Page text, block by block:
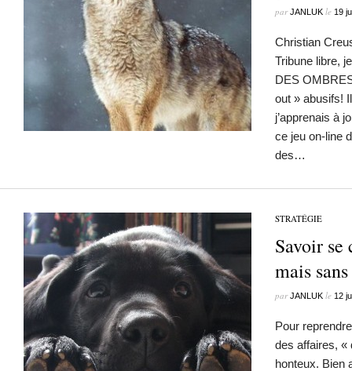
parJANLUK le 19
Christian
Tribune libre,
DES
out » abusifs!
j’apprenais à
ce jeu on-line
des…
STRATÉGIE
Savoir
mais
parJANLUK le 12
Pour
des affaires, «
honteux. Bien